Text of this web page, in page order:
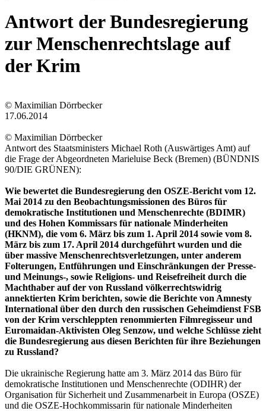
Antwort der Bundesregierung
zur Menschenrechtslage auf
der Krim
karte_der_krim.png
© Maximilian Dörrbecker
17.06.2014
karte_der_krim.png
© Maximilian Dörrbecker
Antwort des Staatsministers Michael Roth (Auswärtiges Amt) auf
die Frage der Abgeordneten Marieluise Beck (Bremen) (BÜNDNIS
90/DIE GRÜNEN):
Wie bewertet die Bundesregierung den OSZE-Bericht vom 12.
Mai 2014 zu den Beobachtungsmissionen des Büros für
demokratische Institutionen und Menschenrechte (BDIMR)
und des Hohen Kommissars für nationale Minderheiten
(HKNM), die vom 6. März bis zum 1. April 2014 sowie vom 8.
März bis zum 17. April 2014 durchgeführt wurden und die
über massive Menschenrechtsverletzungen, unter anderem
Folterungen, Entführungen und Einschränkungen der Presse-
und Meinungs-, sowie Religions- und Reisefreiheit durch die
Machthaber auf der von Russland völkerrechtswidrig
annektierten Krim berichten, sowie die Berichte von Amnesty
International über den durch den russischen Geheimdienst FSB
von der Krim verschleppten renommierten Filmregisseur und
Euromaidan-Aktivisten Oleg Senzow, und welche Schlüsse zieht
die Bundesregierung aus diesen Berichten für ihre Beziehungen
zu Russland?
Die ukrainische Regierung hatte am 3. März 2014 das Büro für
demokratische Institutionen und Menschenrechte (ODIHR) der
Organisation für Sicherheit und Zusammenarbeit in Europa (OSZE)
und die OSZE-Hochkommissarin für nationale Minderheiten